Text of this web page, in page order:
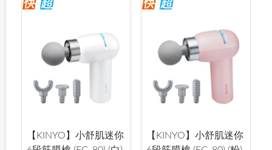
【KINYO】小舒肌迷你
【KINYO】小舒肌迷你